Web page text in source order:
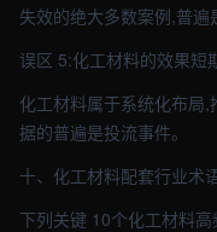
失效的绝大多数案例,普遍
误区 5:化工材料的效果短
化工材料属于系统化布局
据的普遍是投流事件。
十、化工材料配套行业术
下列关键 10个化工材料